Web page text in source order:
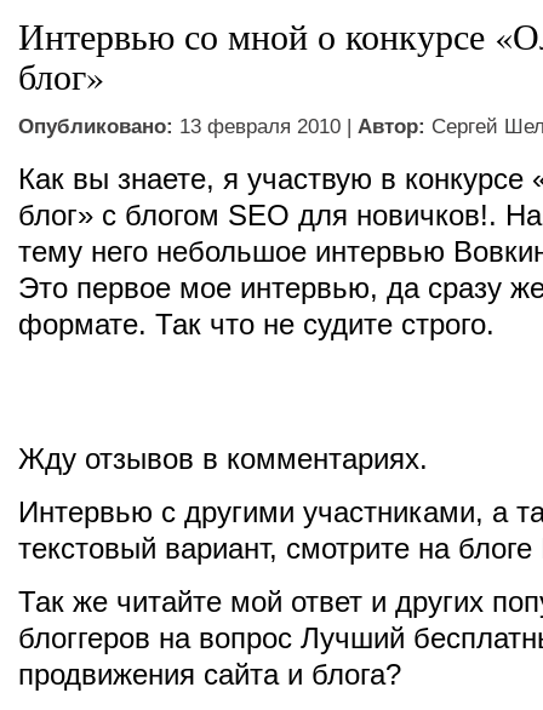
Интервью со мной о конкурсе
блог»
Опубликовано: 13 февраля 2010 | Автор: Сергей
Как вы знаете, я участвую в
блог» с блогом SEO для новичков!.
тему него небольшое интервью
Это первое мое интервью, да сразу
формате. Так что не судите строго.
Жду отзывов в комментариях.
Интервью с другими участниками, а
текстовый вариант, смотрите на
Так же читайте мой ответ и других
блоггеров на вопрос Лучший
продвижения сайта и блога?